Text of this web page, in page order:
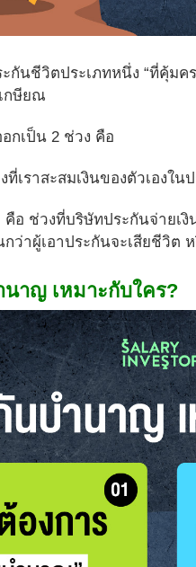
กันชีวิตประเภทหนึ่ง “ที่คุ้มค
กษียณ
กเป็น 2 ช่วง คือ
ที่เราสะสมเงินของตัวเองใน
คือ ช่วงที่บริษัทประกันจ่ายเ
ว่าผู้เอาประกันจะเสียชีวิต
าญ เหมาะกับใคร?